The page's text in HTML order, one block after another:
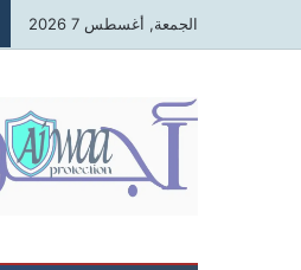
الجمعة, أغسطس 7 2026